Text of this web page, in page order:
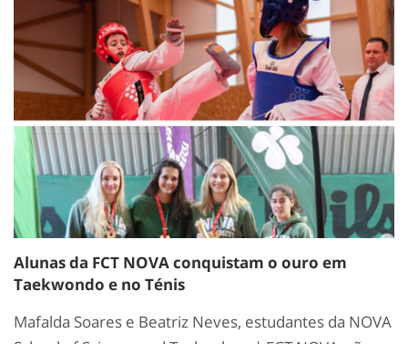
Alunas da FCT NOVA conquistam o ouro em
Taekwondo e no Ténis
Mafalda Soares e Beatriz Neves, estudantes da NOVA